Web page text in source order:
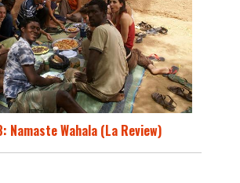
Namaste Wahala (La Review)